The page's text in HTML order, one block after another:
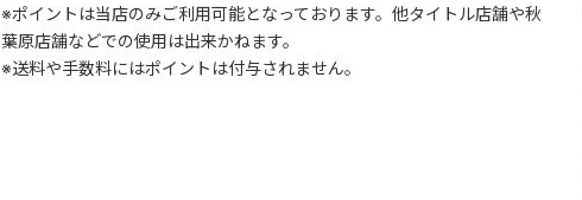
※ポイントは当店のみご利用可能となっております。他タイトル店舗や秋
葉原店舗などでの使用は出来かねます。
※送料や手数料にはポイントは付与されません。